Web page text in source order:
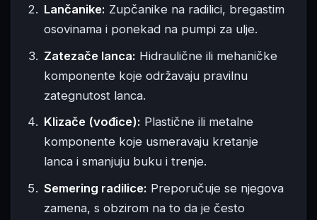
Lančanike: Zupčanike na radilici, bregastim
osovinama i ponekad na pumpi za ulje.
Zatezače lanca: Hidraulične ili mehaničke
komponente koje održavaju pravilnu
zategnutost lanca.
Klizače (vođice): Plastične ili metalne
komponente koje usmeravaju kretanje
lanca i smanjuju buku i trenje.
Semering radilice: Preporučuje se njegova
zamena, s obzirom na to da je često